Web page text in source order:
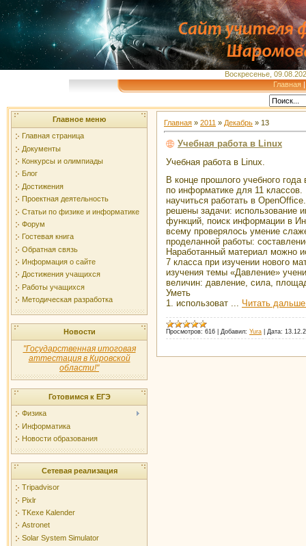
Воскресенье,
Главная
Главное меню
Главная страница
Документы
Конкурсы и олимпиады
Блог
Достижения
Проектная деятельность
Статьи по физике и информатике
Форум
Гостевая книга
Обратная связь
Информация о сайте
Достижения учащихся
Работы учащихся
Методическая разработка
Новости
"Государственная итоговая
аттестация в Кировской
области!"
Готовимся к ЕГЭ
Физика
Информатика
Новости образования
Сетевая реализация
Tripadvisor
Pixlr
TKexe Kalender
Astronet
Solar System Simulator
Главная » 2011 » Декабрь » 13
Учебная работа в Linux
Учебная работа в Linux.
В конце прошлого учебного
по информатике для 11
научиться работать в
решены задачи: использование
функций, поиск информации в
всему проверялось умение
проделанной работы:
Наработанный материал можно
7 класса при изучении нового
изучения темы «Давление»
величин: давление, сила,
Уметь
1. использоват ... Читать
Просмотров: 616 Добавил: Yura Дата: